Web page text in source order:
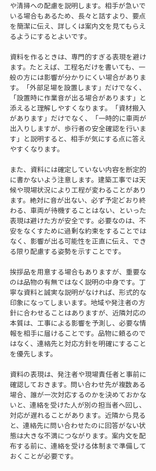
や清掃への配慮を説明します。相手が急いで
いる場合もあるため、長々と話すより、要点
を簡潔に伝え、詳しくは案内文を見てもらえ
るようにするとよいです。
資料を作るときは、専門的すぎる表現を避け
ます。たとえば、工程名だけを書いても、一
般の方には影響が分かりにくい場合がありま
す。「外部足場を設置します」だけでなく、
「設置時に作業音が出る場合があります」と
添えると理解しやすくなります。「資材搬入
があります」だけでなく、「一時的に車両が
出入りしますが、歩行者の安全確認を行いま
す」と説明すると、相手が気にする点に答え
やすくなります。
また、資料には確定していない内容を断定的
に書かないよう注意します。建築工事では天
候や現場状況により工程が変わることがあり
ます。絶対に音が出ない、必ず予定どおり終
わる、車両が待機することはない、といった
表現は避けた方が安全です。必要なのは、不
安をなくすために過剰な約束をすることでは
なく、影響が出る可能性を正直に伝え、でき
る限り配慮する姿勢を示すことです。
挨拶品を用意する場合もありますが、重要な
のは品物の有無ではなく説明の中身です。丁
寧な資料と誠実な説明がなければ、形式的な
印象になってしまいます。地域や発注者の方
針に合わせることはありますが、近隣対応の
本質は、工事による影響を予測し、必要な情
報を相手に届けることです。品物に頼るので
はなく、連絡先と対応方針を明確にすること
を優先します。
資料の表現は、発注者や現場責任者と事前に
確認しておきます。問い合わせ先が複数ある
場合、誰が一次対応するのかを決めておかな
いと、連絡を受けた人が別の担当者へ回し、
対応が遅れることがあります。近隣から見る
と、連絡先に問い合わせたのに回答がない状
態は大きな不満につながります。案内文を配
布する前に、連絡を受ける体制まで準備して
おくことが必要です。